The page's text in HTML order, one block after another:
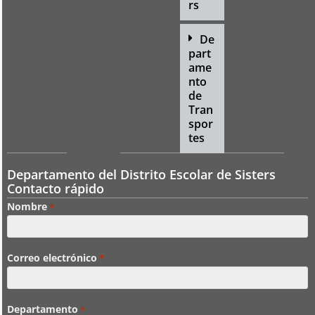
rs
De
part
ame
nto
de
Tran
spor
tes
Departamento del Distrito Escolar de Sisters
Contacto rápido
Nombre*
Correo electrónico *
Departamento *